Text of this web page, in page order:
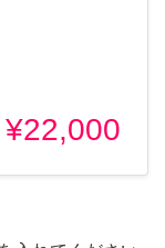
¥22,000